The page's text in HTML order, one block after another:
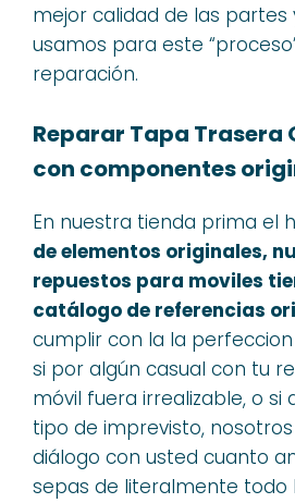
mejor calidad de las partes
usamos para este
reparación.
Reparar Tapa Trasera
con componentes
En nuestra tienda prima el
de elementos originales,
repuestos para moviles
catálogo de referencias
cumplir con la la
si por algún casual con tu
móvil fuera irrealizable, o si
tipo de imprevisto,
diálogo con usted cuanto
sepas de literalmente todo